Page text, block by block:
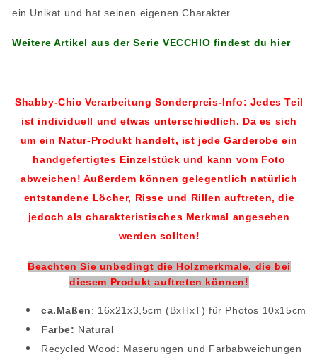
ein Unikat und hat seinen eigenen Charakter.
Weitere Artikel aus der Serie VECCHIO findest du hier
Shabby-Chic Verarbeitung Sonderpreis-Info: Jedes Teil
ist individuell und etwas unterschiedlich. Da es sich
um ein Natur-Produkt handelt, ist jede Garderobe ein
handgefertigtes Einzelstück und kann vom Foto
abweichen! Außerdem können gelegentlich natürlich
entstandene Löcher, Risse und Rillen auftreten, die
jedoch als charakteristisches Merkmal angesehen
werden sollten!
Beachten Sie unbedingt die Holzmerkmale, die bei
diesem Produkt auftreten können!
ca.Maßen: 16x21x3,5cm (BxHxT) für Photos 10x15cm
Farbe: Natural
Recycled Wood: Maserungen und Farbabweichungen